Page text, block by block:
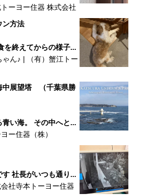
ーヨー住器 株式会社
ン方法
終えてからの様子...
ん♪ |
（有）蟹江トー
展望塔 （千葉県勝
い海。 その中へと...
ー住器（株）
社長がいつも通り...
社寺本トーヨー住器